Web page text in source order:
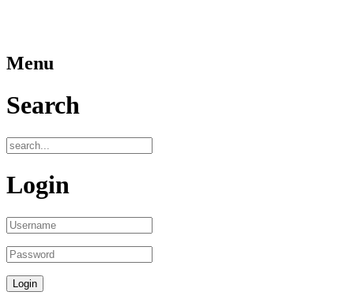
Menu
Search
Login